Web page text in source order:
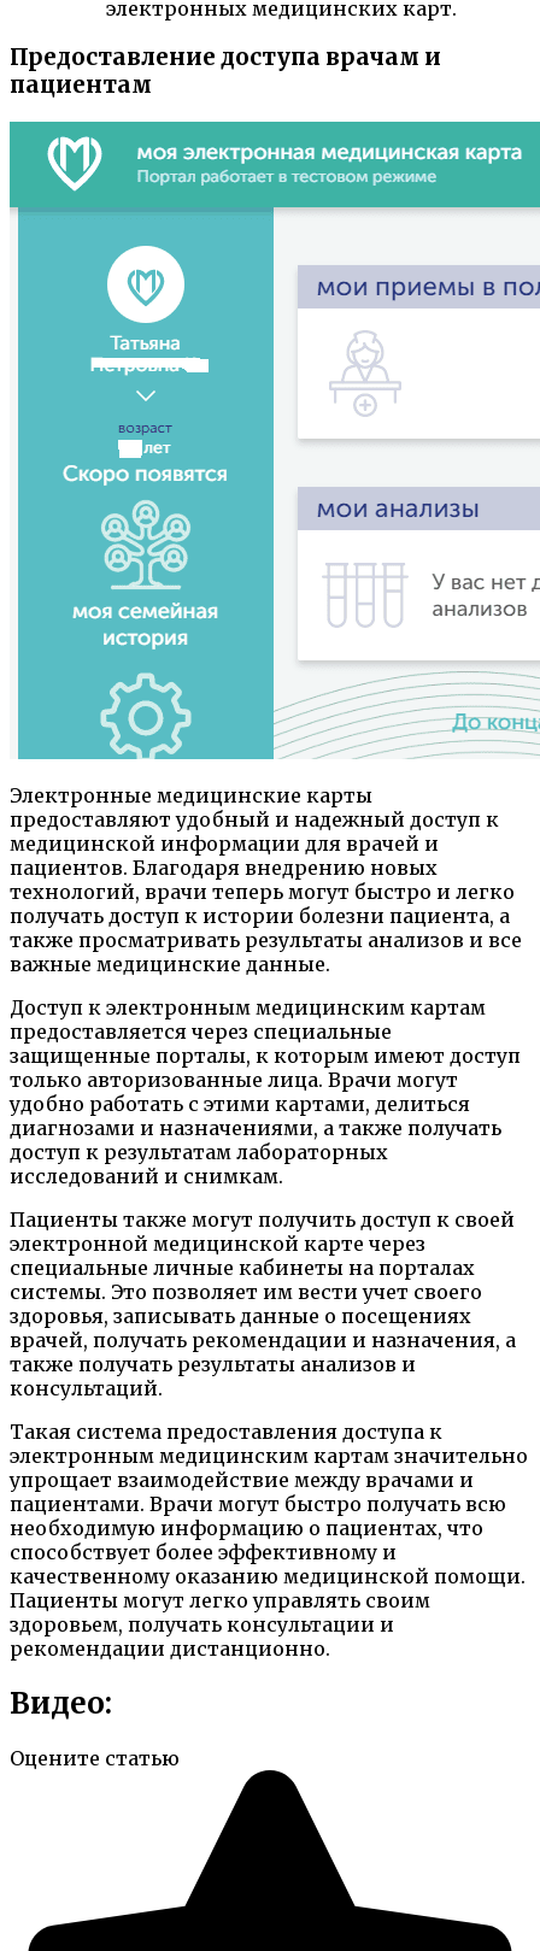
электронных медицинских карт.
Предоставление доступа врачам и
пациентам
Электронные медицинские карты
предоставляют удобный и надежный доступ к
медицинской информации для врачей и
пациентов. Благодаря внедрению новых
технологий, врачи теперь могут быстро и легко
получать доступ к истории болезни пациента, а
также просматривать результаты анализов и все
важные медицинские данные.
Доступ к электронным медицинским картам
предоставляется через специальные
защищенные порталы, к которым имеют доступ
только авторизованные лица. Врачи могут
удобно работать с этими картами, делиться
диагнозами и назначениями, а также получать
доступ к результатам лабораторных
исследований и снимкам.
Пациенты также могут получить доступ к своей
электронной медицинской карте через
специальные личные кабинеты на порталах
системы. Это позволяет им вести учет своего
здоровья, записывать данные о посещениях
врачей, получать рекомендации и назначения, а
также получать результаты анализов и
консультаций.
Такая система предоставления доступа к
электронным медицинским картам значительно
упрощает взаимодействие между врачами и
пациентами. Врачи могут быстро получать всю
необходимую информацию о пациентах, что
способствует более эффективному и
качественному оказанию медицинской помощи.
Пациенты могут легко управлять своим
здоровьем, получать консультации и
рекомендации дистанционно.
Видео:
Оцените статью